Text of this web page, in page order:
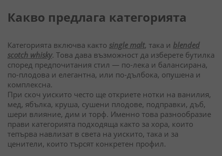
Какво предлага категорията
Категорията включва както single malt, така и blended
scotch whisky. Това дава възможност да изберете бутилка
според предпочитания стил — по-лека и балансирана,
по-плодова и елегантна, или по-дълбока, опушена и
комплексна.
При скоч уискито често ще откриете нотки на ванилия,
мед, ябълка, круша, сушени плодове, подправки, дъб,
шери влияние, дим и торф. Именно това разнообразие
прави категорията подходяща както за хора, които
тепърва навлизат в света на уискито, така и за
ценители, които търсят конкретен профил.